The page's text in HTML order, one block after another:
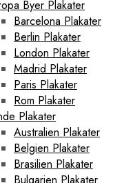
Byer Plakater
Barcelona Plakater
Berlin Plakater
London Plakater
Madrid Plakater
Paris Plakater
Rom Plakater
Plakater
Australien Plakater
Belgien Plakater
Brasilien Plakater